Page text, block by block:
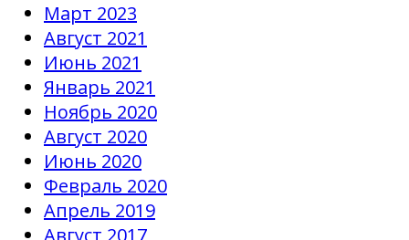
Март 2023
Август 2021
Июнь 2021
Январь 2021
Ноябрь 2020
Август 2020
Июнь 2020
Февраль 2020
Апрель 2019
Август 2017